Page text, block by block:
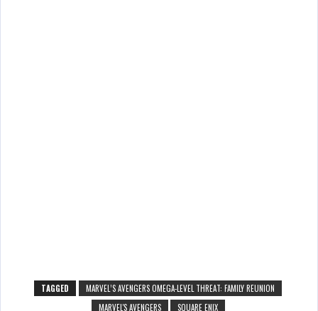
TAGGED
MARVEL’S AVENGERS OMEGA-LEVEL THREAT: FAMILY REUNION
MARVEL'S AVENGERS
SQUARE ENIX